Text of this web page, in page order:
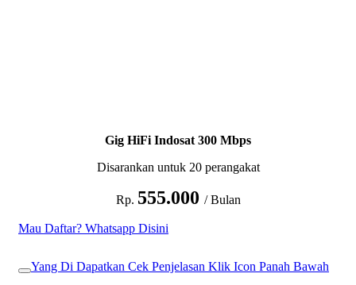
Gig HiFi Indosat 300 Mbps
Disarankan untuk 20 perangakat
Rp. 555.000 / Bulan
Mau Daftar? Whatsapp Disini
Yang Di Dapatkan Cek Penjelasan Klik Icon Panah Bawah